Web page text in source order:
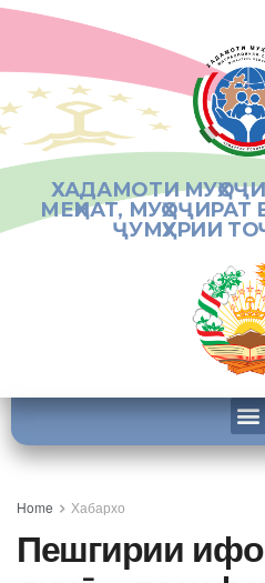
ХАДАМОТИ
МЕҲНАТ,
ҶУМҲУРИИ
Home Хабархо
Пешгирии